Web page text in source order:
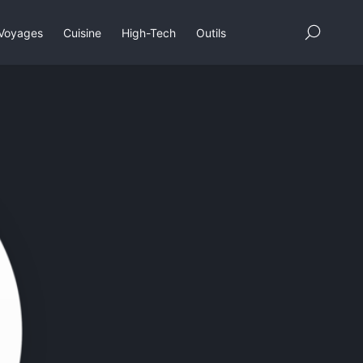
Cuisine High-Tech Outils
×